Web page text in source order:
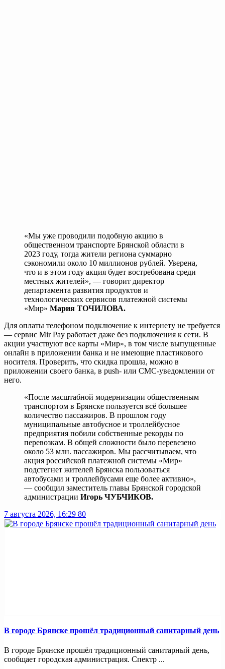
«Мы уже проводили подобную акцию в
общественном транспорте Брянской области в
2023 году, тогда жители региона суммарно
сэкономили около 10 миллионов рублей. Уверена,
что и в этом году акция будет востребована среди
местных жителей», — говорит директор
департамента развития продуктов и
технологических сервисов платежной системы
«Мир» Мария ТОЧИЛОВА.
Для оплаты телефоном подключение к интернету не требуется
— сервис Mir Pay работает даже без подключения к сети. В
акции участвуют все карты «Мир», в том числе выпущенные
онлайн в приложении банка и не имеющие пластикового
носителя. Проверить, что скидка прошла, можно в
приложении своего банка, в push- или СМС-уведомлении от
него.
«После масштабной модернизации общественным
транспортом в Брянске пользуется всё большее
количество пассажиров. В прошлом году
муниципальные автобусное и троллейбусное
предприятия побили собственные рекорды по
перевозкам. В общей сложности было перевезено
около 53 млн. пассажиров. Мы рассчитываем, что
акция российской платежной системы «Мир»
подстегнет жителей Брянска пользоваться
автобусами и троллейбусами еще более активно»,
— сообщил заместитель главы Брянской городской
администрации Игорь ЧУБЧИКОВ.
7 августа 2026, 16:29 80
В городе Брянске прошёл традиционный санитарный день
В городе Брянске прошёл традиционный санитарный день,
сообщает городская администрация. Спектр ...